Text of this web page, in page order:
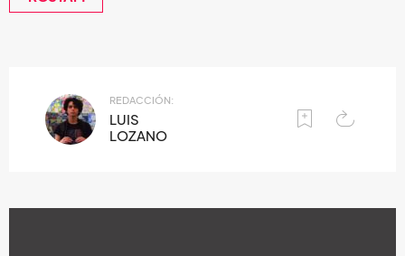
REDACCIÓN:
LUIS
LOZANO